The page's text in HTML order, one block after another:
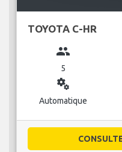
TOYOTA C-HR
group
5
miscellaneous_services
Automatique